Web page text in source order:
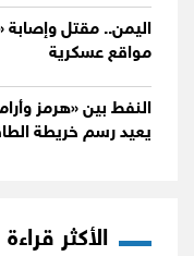
اليمن.. مقتل
مواقع عسكرية
النفط بين «هرمز
يعيد رسم خريطة
الأكثر قراءة